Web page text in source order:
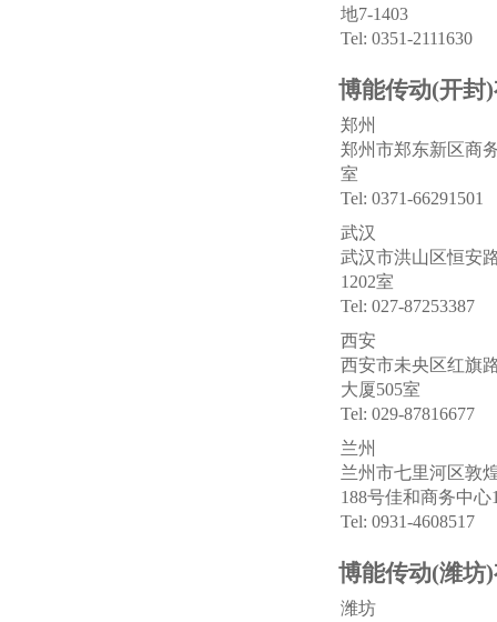
地7-1403
Tel: 0351-2111630
博能传动(开封
郑州
郑州市郑东新区商
室
Tel: 0371-66291501
武汉
武汉市洪山区恒安
1202室
Tel: 027-87253387
西安
西安市未央区红旗
大厦505室
Tel: 029-87816677
兰州
兰州市七里河区敦
188号佳和商务中心
Tel: 0931-4608517
博能传动(潍坊
潍坊